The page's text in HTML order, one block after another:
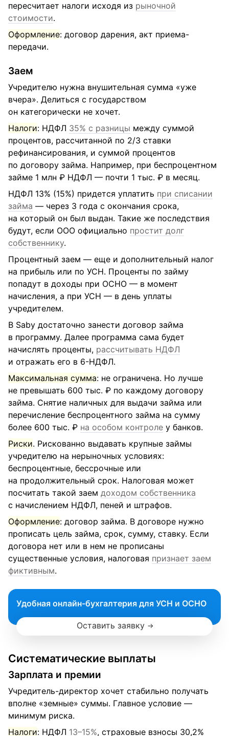
пересчитает налоги исходя из рыночной
стоимости.
Оформление: договор дарения, акт приема-
передачи.
Заем
Учредителю нужна внушительная сумма «уже
вчера». Делиться с государством
он категорически не хочет.
Налоги: НДФЛ 35% с разницы между суммой
процентов, рассчитанной по 2/3 ставки
рефинансирования, и суммой процентов
по договору займа. Например, при беспроцентном
займе 1 млн ₽ НДФЛ — почти 1 тыс. ₽ в месяц.
НДФЛ 13% (15%) придется уплатить при списании
займа — через 3 года с окончания срока,
на который он был выдан. Такие же последствия
будут, если ООО официально простит долг
собственнику.
Процентный заем — еще и дополнительный налог
на прибыль или по УСН. Проценты по займу
попадут в доходы при ОСНО — в момент
начисления, а при УСН — в день уплаты
учредителем.
В Saby достаточно занести договор займа
в программу. Далее программа сама будет
начислять проценты, рассчитывать НДФЛ
и отражать его в 6-НДФЛ.
Максимальная сумма: не ограничена. Но лучше
не превышать 600 тыс. ₽ по каждому договору
займа. Снятие наличных для выдачи займа или
перечисление беспроцентного займа на сумму
более 600 тыс. ₽ на особом контроле у банков.
Риски. Рискованно выдавать крупные займы
учредителю на нерыночных условиях:
беспроцентные, бессрочные или
на продолжительный срок. Налоговая может
посчитать такой заем доходом собственника
с начислением НДФЛ, пеней и штрафов.
Оформление: договор займа. В договоре нужно
прописать цель займа, срок, сумму, ставку. Если
договора нет или в нем не прописаны
существенные условия, налоговая признает заем
фиктивным.
Удобная онлайн-бухгалтерия для УСН и ОСНО
Оставить заявку
Систематические выплаты
Зарплата и премии
Учредитель-директор хочет стабильно получать
вполне «земные» суммы. Главное условие —
минимум риска.
Налоги: НДФЛ 13–15%, страховые взносы 30,2%